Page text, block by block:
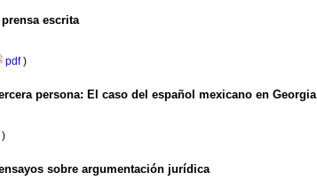
escrita
pdf)
persona: El caso del español mexicano en Georgia
)
sobre argumentación jurídica